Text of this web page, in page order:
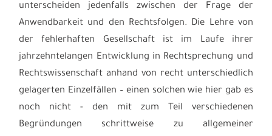
unterscheiden jedenfalls zwischen der Frage der
Anwendbarkeit und den Rechtsfolgen. Die Lehre von
der fehlerhaften Gesellschaft ist im Laufe ihrer
jahrzehntelangen Entwicklung in Rechtsprechung und
Rechtswissenschaft anhand von recht unterschiedlich
gelagerten Einzelfällen – einen solchen wie hier gab es
noch nicht - den mit zum Teil verschiedenen
Begründungen schrittweise zu allgemeiner